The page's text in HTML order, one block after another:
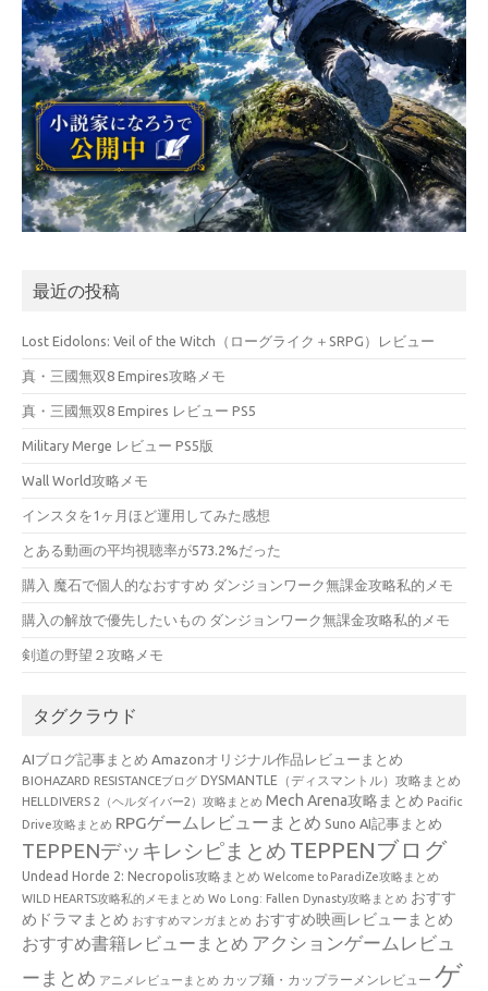
最近の投稿
Lost Eidolons: Veil of the Witch（ローグライク＋SRPG）レビュー
真・三國無双8 Empires攻略メモ
真・三國無双8 Empires レビュー PS5
Military Merge レビュー PS5版
Wall World攻略メモ
インスタを1ヶ月ほど運用してみた感想
とある動画の平均視聴率が573.2%だった
購入 魔石で個人的なおすすめ ダンジョンワーク無課金攻略私的メモ
購入の解放で優先したいもの ダンジョンワーク無課金攻略私的メモ
剣道の野望２攻略メモ
タグクラウド
AIブログ記事まとめ Amazonオリジナル作品レビューまとめ
BIOHAZARD RESISTANCEブログ DYSMANTLE（ディスマントル）攻略まとめ
HELLDIVERS 2（ヘルダイバー2）攻略まとめ Mech Arena攻略まとめ Pacific
Drive攻略まとめ RPGゲームレビューまとめ Suno AI記事まとめ
TEPPENデッキレシピまとめ TEPPENブログ
Undead Horde 2: Necropolis攻略まとめ Welcome to ParadiZe攻略まとめ
WILD HEARTS攻略私的メモまとめ Wo Long: Fallen Dynasty攻略まとめ おすす
めドラマまとめ おすすめマンガまとめ おすすめ映画レビューまとめ
おすすめ書籍レビューまとめ アクションゲームレビュ
ーまとめ アニメレビューまとめ カップ麺・カップラーメンレビュー ゲ